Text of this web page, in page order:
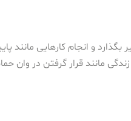
بگذارد و انجام کارهایی مانند
مانند قرار گرفتن در وان